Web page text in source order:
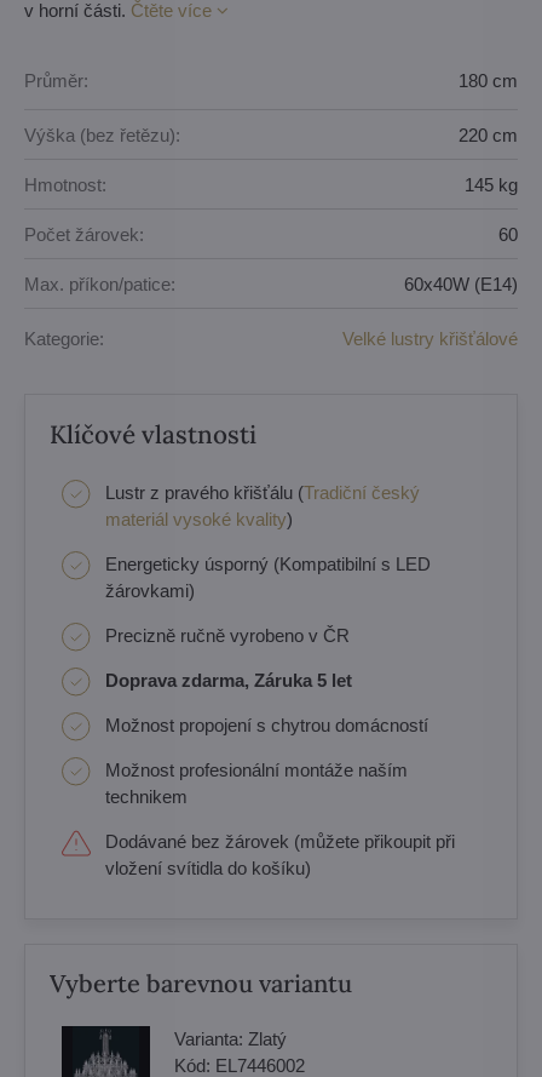
v horní části. Čtěte více
Průměr: 180 cm
Výška (bez řetězu): 220 cm
Hmotnost: 145 kg
Počet žárovek: 60
Max. příkon/patice: 60x40W (E14)
Kategorie: Velké lustry křišťálové
Klíčové vlastnosti
Lustr z pravého křišťálu (Tradiční český
materiál vysoké kvality)
Energeticky úsporný (Kompatibilní s LED
žárovkami)
Precizně ručně vyrobeno v ČR
Doprava zdarma, Záruka 5 let
Možnost propojení s chytrou domácností
Možnost profesionální montáže naším
technikem
Dodávané bez žárovek (můžete přikoupit při
vložení svítidla do košíku)
Vyberte barevnou variantu
Varianta: Zlatý
Kód: EL7446002